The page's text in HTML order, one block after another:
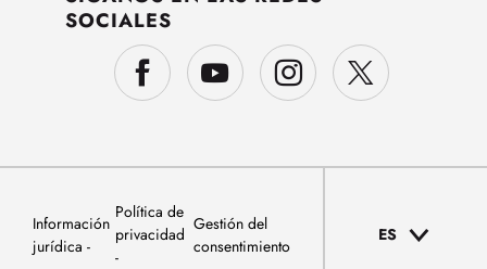
SOCIALES
Información
jurídica
Política de
privacidad
Gestión del
consentimiento
ES